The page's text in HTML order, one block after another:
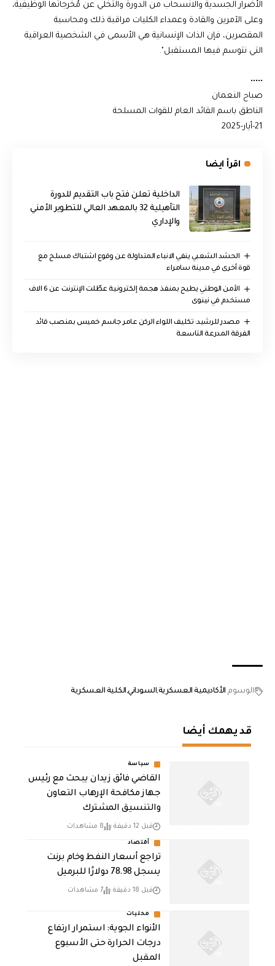
الأضرار الجسدية والانسحاب من الدورة والتخلي عن مُخرجاتها الوظيفية،
وعلى الآمرين والقادة وعمداء الكليات مراقبة ذلك ومحاسبة
المقصرين، فإن الذات الإنسانية هي الأسمى في الشخصية العراقية
التي نتوسم فيها المستقبل".
•••••
صباح النعمان
الناطق باسم القائد العام للقوات المسلحة
21-أيار-2025
اقرأ ايضا
الداخلية تعلن فتح باب التقديم للدورة
التأهيلية 32 بالمعهد العالي للتطوير الأمني
والإداري
الحشد الشعبي ينفي الانباء المتداولة عن وقوع اشتباك مسلح مع
قوة أخرى في مدينة سامراء
الأمن الوطني يطيح بمنفذ هجمة إلكترونية عطّلت الإنترنت عن 6 الاف
مستخدم في نينوى
مصدر للرشيد: تكليف اللواء الركن عامر جاسم خميس بمنصب قائد
الفرقة المدرعة التاسعة
الوسوم الأكاديمية العسكريةالسوداني الكلية العسكرية
قد يهمك أيضا
سياسة
القاضي فائق زيدان يبحث مع رئيس
جهاز مكافحة الإرهاب التعاون
والتنسيق المشترك
قبل 12 دقيقة 8 مشاهدات
أقتصاد
تراجع أسعار النفط وخام برنت
يسجل 78.98 دولارًا للبرميل
قبل 18 دقيقة 7 مشاهدات
محليات
الأنواء الجوية: استمرار ارتفاع
درجات الحرارة حتى الأسبوع
المقبل